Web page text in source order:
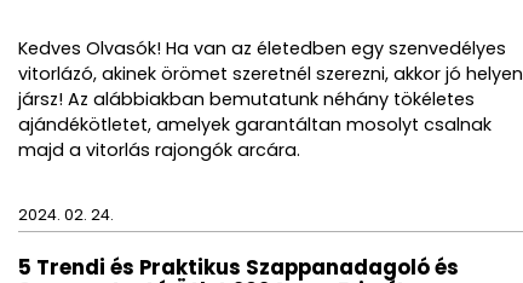
Kedves Olvasók! Ha van az életedben egy szenvedélyes
vitorlázó, akinek örömet szeretnél szerezni, akkor jó helyen
jársz! Az alábbiakban bemutatunk néhány tökéletes
ajándékötletet, amelyek garantáltan mosolyt csalnak
majd a vitorlás rajongók arcára.
2024. 02. 24.
5 Trendi és Praktikus Szappanadagoló és